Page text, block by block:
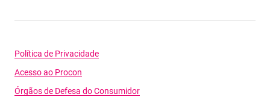
Política de Privacidade
Acesso ao Procon
Órgãos de Defesa do Consumidor